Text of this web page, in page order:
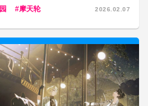
摩天轮 2026.02.07